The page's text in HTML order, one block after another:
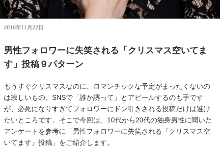
2018年11月22日
男性フォロワーに失笑される「クリスマス空いてま
す」投稿９パターン
もうすぐクリスマスなのに、ロマンチックな予定がまったくないの
は寂しいもの。SNSで「誰か誘って」とアピールするのも手です
が、必死になりすぎてフォロワーにドン引きされる投稿だけは避け
たいところです。そこで今回は、10代から20代の独身男性に聞いた
アンケートを参考に「男性フォロワーに失笑される『クリスマス空
いてます』投稿」をご紹介します。